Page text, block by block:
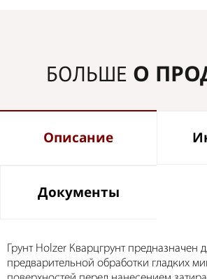
БОЛЬШЕ О
Описание
Документы
Грунт Holzer Кварцгрунт предназначен
предварительной обработки гладких